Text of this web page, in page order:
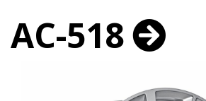
AC-518